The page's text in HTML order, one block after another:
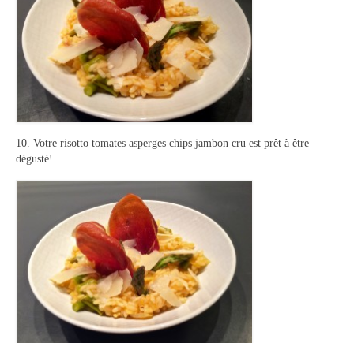
10. Votre risotto tomates asperges chips jambon cru est prêt à être
dégusté!